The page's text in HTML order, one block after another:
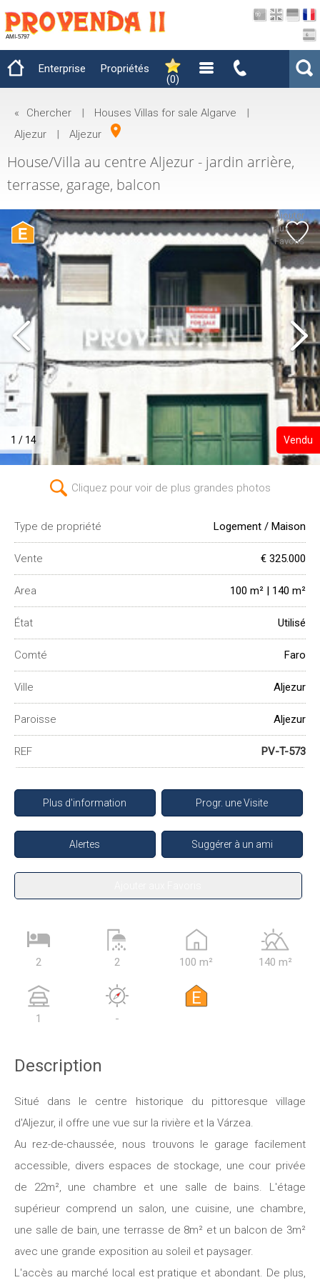
AMI-5797
Enterprise
Propriétés
(0)
« Chercher | Houses Villas for sale Algarve
|
Aljezur
| Aljezur
House/Villa au centre Aljezur - jardin arrière,
terrasse, garage, balcon
1 / 14 Vendu
Ajouter
aux
Favoris
Cliquez pour voir de plus grandes photos
Type de propriété Logement / Maison
Vente € 325.000
Area 100 m² | 140 m²
État Utilisé
Comté Faro
Ville Aljezur
Paroisse Aljezur
REF PV-T-573
Plus d'information Progr. une Visite
Alertes Suggérer à un ami
2 2 100 m² 140 m²
1 -
E
Description
Situé dans le centre historique du pittoresque village
d'Aljezur, il offre une vue sur la rivière et la Várzea.
Au rez-de-chaussée, nous trouvons le garage facilement
accessible, divers espaces de stockage, une cour privée
de 22m², une chambre et une salle de bains. L'étage
supérieur comprend un salon, une cuisine, une chambre,
une salle de bain, une terrasse de 8m² et un balcon de 3m²
avec une grande exposition au soleil et paysager.
L'accès au marché local est pratique et abondant. De plus,